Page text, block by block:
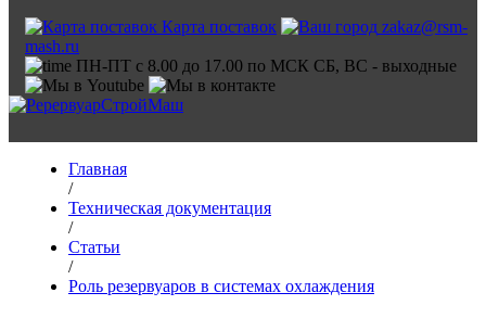
Карта поставок
zakaz@rsm-
mash.ru
ПН-ПТ с 8.00 до 17.00 по МСК СБ, ВС - выходные
Главная
/
Техническая документация
/
Статьи
/
Роль резервуаров в системах охлаждения